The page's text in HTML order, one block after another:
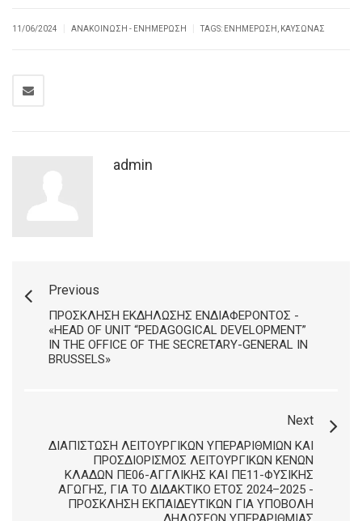
11/06/2024 ΑΝΑΚΟΊΝΩΣΗ - ΕΝΗΜΈΡΩΣΗ TAGS: ΕΝΗΜΈΡΩΣΗ ΚΑΎΣΩΝΑΣ
admin
Previous
ΠΡΌΣΚΛΗΣΗ ΕΚΔΉΛΩΣΗΣ ΕΝΔΙΑΦΈΡΟΝΤΟΣ -
«HEAD OF UNIT “PEDAGOGICAL DEVELOPMENT”
IN THE OFFICE OF THE SECRETARY-GENERAL IN
BRUSSELS»
Next
ΔΙΑΠΊΣΤΩΣΗ ΛΕΙΤΟΥΡΓΙΚΏΝ ΥΠΕΡΑΡΙΘΜΙΏΝ ΚΑΙ
ΠΡΟΣΔΙΟΡΙΣΜΌΣ ΛΕΙΤΟΥΡΓΙΚΏΝ ΚΕΝΏΝ
ΚΛΆΔΩΝ ΠΕ06-ΑΓΓΛΙΚΉΣ ΚΑΙ ΠΕ11-ΦΥΣΙΚΉΣ
ΑΓΩΓΉΣ, ΓΙΑ ΤΟ ΔΙΔΑΚΤΙΚΌ ΈΤΟΣ 2024–2025 -
ΠΡΌΣΚΛΗΣΗ ΕΚΠΑΙΔΕΥΤΙΚΏΝ ΓΙΑ ΥΠΟΒΟΛΉ